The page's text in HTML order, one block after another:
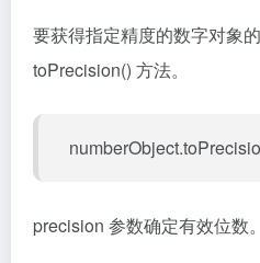
要获得指定精度的数字对象
toPrecision() 方法。
precision 参数确定有效位数。